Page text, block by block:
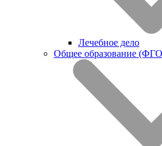
Лечебное дело
Общее образование